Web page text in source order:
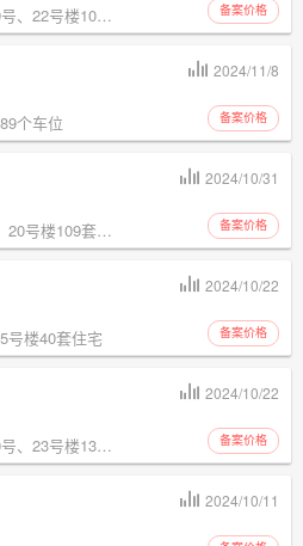
备案价格
中海悦江府楼盘19号、22号楼104套住宅
2024/11/8
备案价格
个车位
2024/10/31
备案价格
蓉江御府楼盘5号、20号楼109套（其中住宅100套、商业9套）
2024/10/22
备案价格
号楼40套住宅
2024/10/22
备案价格
中海悦江府楼盘20号、23号楼132套住宅
2024/10/11